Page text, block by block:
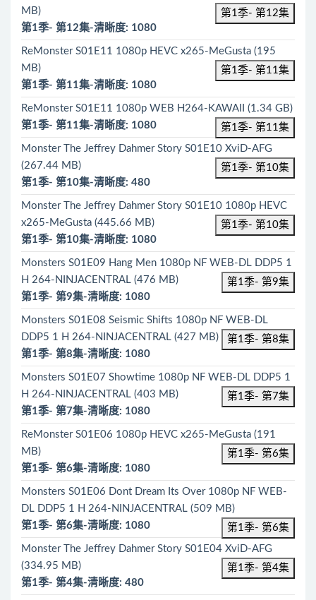
MB)
第1季- 第12集
第1季- 第12集-清晰度: 1080
ReMonster S01E11 1080p HEVC x265-MeGusta (195
MB)
第1季- 第11集
第1季- 第11集-清晰度: 1080
ReMonster S01E11 1080p WEB H264-KAWAII (1.34 GB)
第1季- 第11集
第1季- 第11集-清晰度: 1080
Monster The Jeffrey Dahmer Story S01E10 XviD-AFG
(267.44 MB)
第1季- 第10集
第1季- 第10集-清晰度: 480
Monster The Jeffrey Dahmer Story S01E10 1080p HEVC
x265-MeGusta (445.66 MB)
第1季- 第10集
第1季- 第10集-清晰度: 1080
Monsters S01E09 Hang Men 1080p NF WEB-DL DDP5 1
H 264-NINJACENTRAL (476 MB)
第1季- 第9集
第1季- 第9集-清晰度: 1080
Monsters S01E08 Seismic Shifts 1080p NF WEB-DL
DDP5 1 H 264-NINJACENTRAL (427 MB)
第1季- 第8集
第1季- 第8集-清晰度: 1080
Monsters S01E07 Showtime 1080p NF WEB-DL DDP5 1
H 264-NINJACENTRAL (403 MB)
第1季- 第7集
第1季- 第7集-清晰度: 1080
ReMonster S01E06 1080p HEVC x265-MeGusta (191
MB)
第1季- 第6集
第1季- 第6集-清晰度: 1080
Monsters S01E06 Dont Dream Its Over 1080p NF WEB-
DL DDP5 1 H 264-NINJACENTRAL (509 MB)
第1季- 第6集
第1季- 第6集-清晰度: 1080
Monster The Jeffrey Dahmer Story S01E04 XviD-AFG
(334.95 MB)
第1季- 第4集
第1季- 第4集-清晰度: 480